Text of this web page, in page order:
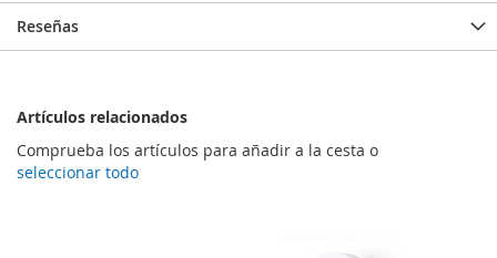
Reseñas
Artículos relacionados
Comprueba los artículos para añadir a la cesta o
seleccionar todo